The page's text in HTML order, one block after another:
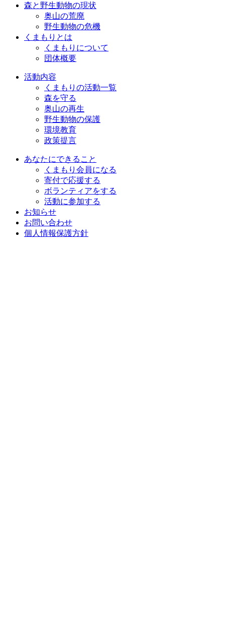
森と野生動物の現状
奥山の荒廃
野生動物の危機
くまもりとは
くまもりについて
団体概要
活動内容
くまもりの活動一覧
森を守る
奥山の再生
野生動物の保護
環境教育
政策提言
あなたにできること
くまもり会員になる
寄付で応援する
ボランティアをする
活動に参加する
お知らせ
お問い合わせ
個人情報保護方針